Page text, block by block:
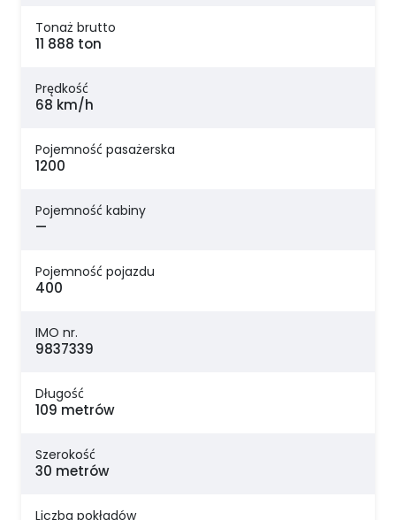
Tonaż brutto
11 888 ton
Prędkość
68 km/h
Pojemność pasażerska
1200
Pojemność kabiny
—
Pojemność pojazdu
400
IMO nr.
9837339
Długość
109 metrów
Szerokość
30 metrów
Liczba pokładów